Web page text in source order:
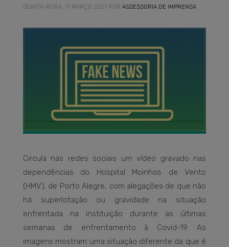
QUINTA-FEIRA, 11 MARÇO 2021 POR ASSESSORIA DE IMPRENSA
Circula nas redes sociais um vídeo gravado nas
dependências do Hospital Moinhos de Vento
(HMV), de Porto Alegre, com alegações de que não
há superlotação ou gravidade na situação
enfrentada na instituição durante as últimas
semanas de enfrentamento à Covid-19. As
imagens mostram uma situação diferente da que é